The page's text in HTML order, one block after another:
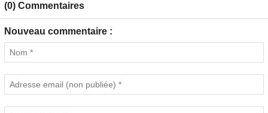
(0) Commentaires
Nouveau commentaire :